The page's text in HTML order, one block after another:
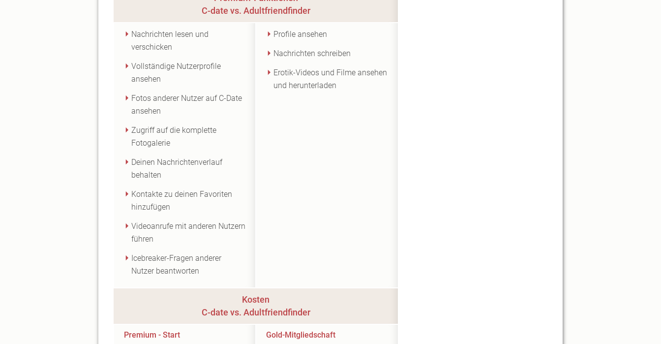
C-date vs. Adultfriendfinder
Nachrichten lesen und
verschicken
Vollständige Nutzerprofile
ansehen
Fotos anderer Nutzer auf C-Date
ansehen
Zugriff auf die komplette
Fotogalerie
Deinen Nachrichtenverlauf
behalten
Kontakte zu deinen Favoriten
hinzufügen
Videoanrufe mit anderen Nutzern
führen
Icebreaker-Fragen anderer
Nutzer beantworten
Profile ansehen
Nachrichten schreiben
Erotik-Videos und Filme ansehen
und herunterladen
Kosten
C-date vs. Adultfriendfinder
Premium - Start
Gold-Mitgliedschaft